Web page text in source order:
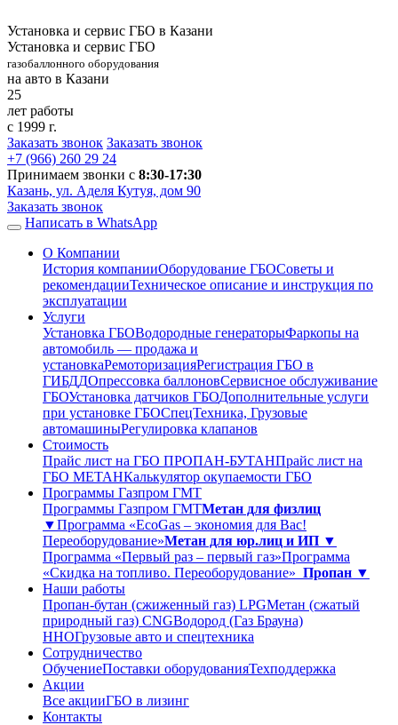
Установка и сервис ГБО в Казани
Установка и сервис ГБО
газобаллонного оборудования
на авто в Казани
25
лет работы
с 1999 г.
Заказать звонок Заказать звонок
+7 (966) 260 29 24
Принимаем звонки с 8:30-17:30
Казань, ул. Аделя Кутуя, дом 90
Заказать звонок
Написать в WhatsApp
О Компании
История компанииОборудование ГБОСоветы и
рекомендацииТехническое описание и инструкция по
эксплуатации
Услуги
Установка ГБОВодородные генераторыФаркопы на
автомобиль — продажа и
установкаРемоторизацияРегистрация ГБО в
ГИБДДОпрессовка баллоновСервисное обслуживание
ГБОУстановка датчиков ГБОДополнительные услуги
при установке ГБОСпецТехника, Грузовые
автомашиныРегулировка клапанов
Стоимость
Прайс лист на ГБО ПРОПАН-БУТАНПрайс лист на
ГБО МЕТАНКалькулятор окупаемости ГБО
Программы Газпром ГМТ
Программы Газпром ГМТМетан для физлиц
▼Программа «EcoGas – экономия для Вас!
Переоборудование»Метан для юр.лиц и ИП ▼
Программа «Первый раз – первый газ»Программа
«Скидка на топливо. Переоборудование» Пропан ▼
Наши работы
Пропан-бутан (сжиженный газ) LPGМетан (сжатый
природный газ) CNGВодород (Газ Брауна)
ННОГрузовые авто и спецтехника
Сотрудничество
ОбучениеПоставки оборудованияТехподдержка
Акции
Все акцииГБО в лизинг
Контакты